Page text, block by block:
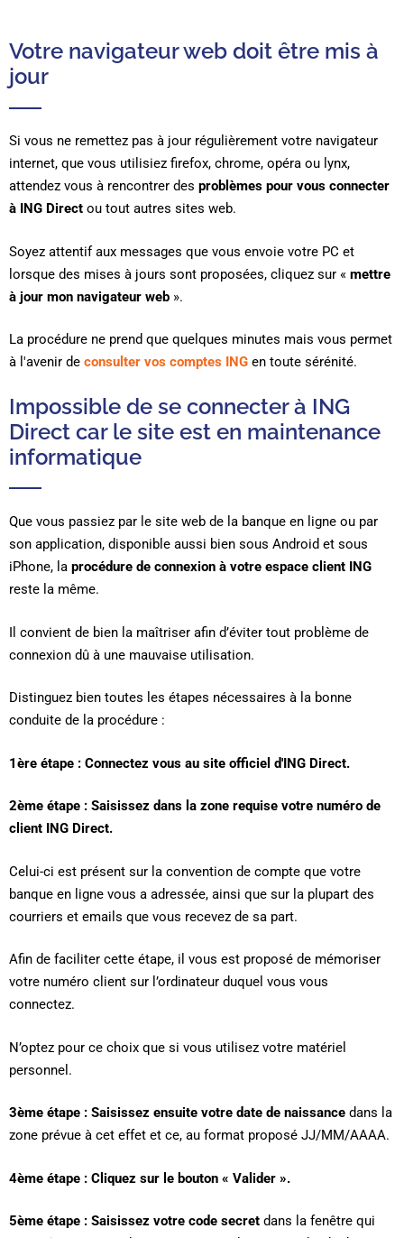
Votre navigateur web doit être mis à
jour
Si vous ne remettez pas à jour régulièrement votre navigateur
internet, que vous utilisiez firefox, chrome, opéra ou lynx,
attendez vous à rencontrer des problèmes pour vous connecter
à ING Direct ou tout autres sites web.
Soyez attentif aux messages que vous envoie votre PC et
lorsque des mises à jours sont proposées, cliquez sur « mettre
à jour mon navigateur web ».
La procédure ne prend que quelques minutes mais vous permet
à l'avenir de consulter vos comptes ING en toute sérénité.
Impossible de se connecter à ING
Direct car le site est en maintenance
informatique
Que vous passiez par le site web de la banque en ligne ou par
son application, disponible aussi bien sous Android et sous
iPhone, la procédure de connexion à votre espace client ING
reste la même.
Il convient de bien la maîtriser afin d’éviter tout problème de
connexion dû à une mauvaise utilisation.
Distinguez bien toutes les étapes nécessaires à la bonne
conduite de la procédure :
1ère étape : Connectez vous au site officiel d'ING Direct.
2ème étape : Saisissez dans la zone requise votre numéro de
client ING Direct.
Celui-ci est présent sur la convention de compte que votre
banque en ligne vous a adressée, ainsi que sur la plupart des
courriers et emails que vous recevez de sa part.
Afin de faciliter cette étape, il vous est proposé de mémoriser
votre numéro client sur l’ordinateur duquel vous vous
connectez.
N’optez pour ce choix que si vous utilisez votre matériel
personnel.
3ème étape : Saisissez ensuite votre date de naissance dans la
zone prévue à cet effet et ce, au format proposé JJ/MM/AAAA.
4ème étape : Cliquez sur le bouton « Valider ».
5ème étape : Saisissez votre code secret dans la fenêtre qui